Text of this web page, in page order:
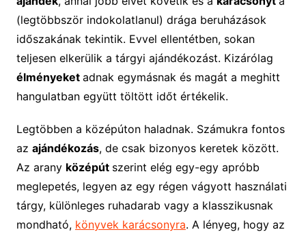
(legtöbbször indokolatlanul) drága beruházások
időszakának tekintik. Evvel ellentétben, sokan
teljesen elkerülik a tárgyi ajándékozást. Kizárólag
élményeket adnak egymásnak és magát a meghitt
hangulatban együtt töltött időt értékelik.
Legtöbben a középúton haladnak. Számukra fontos
az ajándékozás, de csak bizonyos keretek között.
Az arany középút szerint elég egy-egy apróbb
meglepetés, legyen az egy régen vágyott használati
tárgy, különleges ruhadarab vagy a klasszikusnak
mondható, könyvek karácsonyra. A lényeg, hogy az